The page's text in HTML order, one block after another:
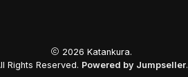
2026 Katankura.
Rights Reserved. Powered by Jumpseller.